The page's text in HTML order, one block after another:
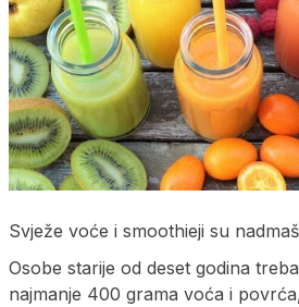
Svježe voće i smoothieji su
Osobe starije od deset godina
najmanje 400 grama voća i